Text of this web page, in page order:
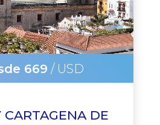
669 / USD
CARTAGENA DE